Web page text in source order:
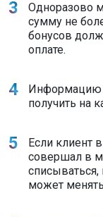
Одноразово
сумму не
бонусов
оплате.
Информацию
получить на
Если клиент
совершал в
может